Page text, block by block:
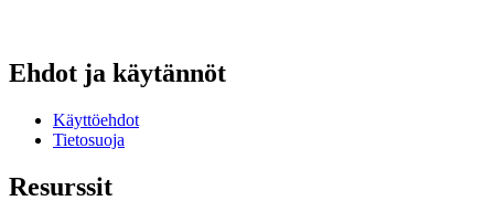
Ehdot ja käytännöt
Käyttöehdot
Tietosuoja
Resurssit